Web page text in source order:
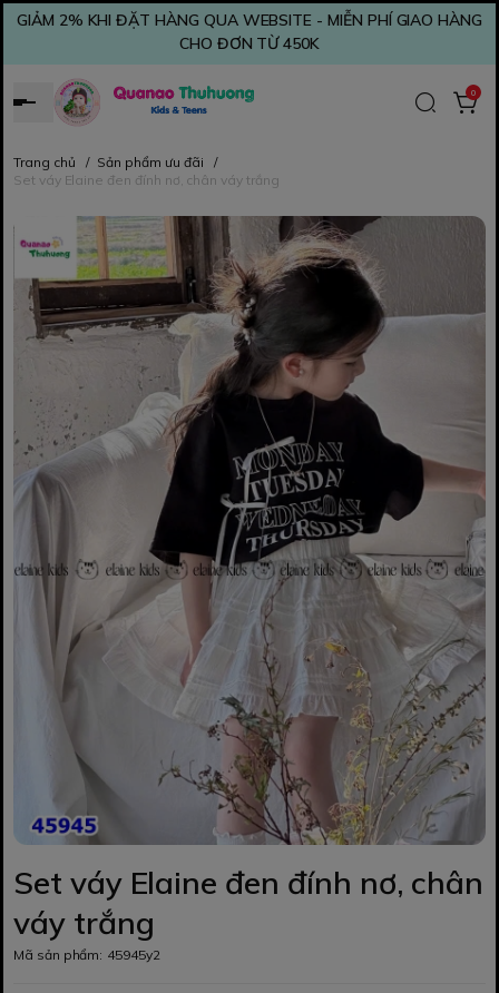
GIẢM 2% KHI ĐẶT HÀNG QUA WEBSITE - MIỄN PHÍ GIAO HÀNG
CHO ĐƠN TỪ 450K
0
Trang chủ / Sản phẩm ưu đãi
/
Set váy Elaine đen đính nơ, chân váy trắng
Set váy Elaine đen đính nơ, chân
váy trắng
Mã sản phẩm: 45945y2